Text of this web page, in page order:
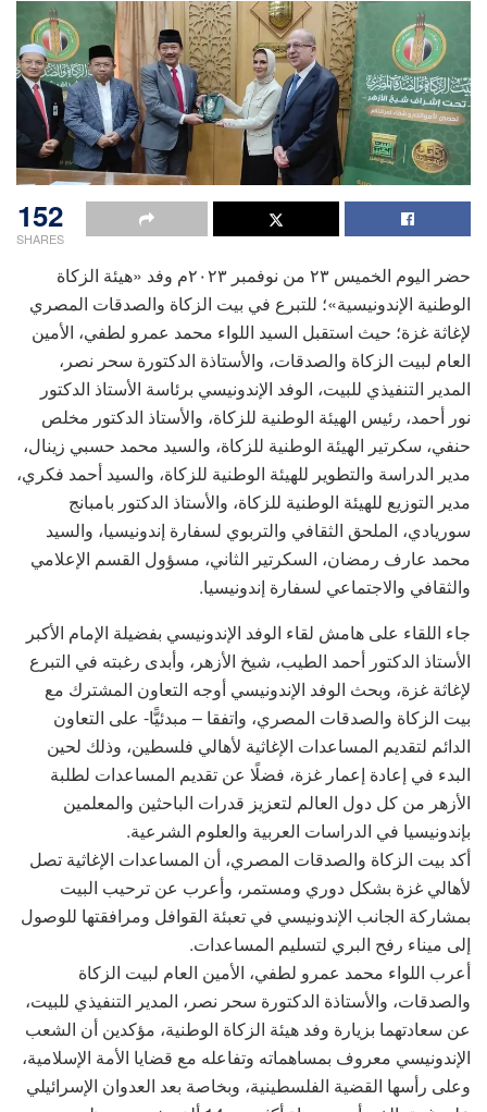
152
SHARES
حضر اليوم الخميس ٢٣ من نوفمبر ٢٠٢٣م وفد «هيئة الزكاة
الوطنية الإندونيسية»؛ للتبرع في بيت الزكاة والصدقات المصري
لإغاثة غزة؛ حيث استقبل السيد اللواء محمد عمرو لطفي، الأمين
العام لبيت الزكاة والصدقات، والأستاذة الدكتورة سحر نصر،
المدير التنفيذي للبيت، الوفد الإندونيسي برئاسة الأستاذ الدكتور
نور أحمد، رئيس الهيئة الوطنية للزكاة، والأستاذ الدكتور مخلص
حنفي، سكرتير الهيئة الوطنية للزكاة، والسيد محمد حسبي زينال،
مدير الدراسة والتطوير للهيئة الوطنية للزكاة، والسيد أحمد فكري،
مدير التوزيع للهيئة الوطنية للزكاة، والأستاذ الدكتور بامبانج
سوريادي، الملحق الثقافي والتربوي لسفارة إندونيسيا، والسيد
محمد عارف رمضان، السكرتير الثاني، مسؤول القسم الإعلامي
والثقافي والاجتماعي لسفارة إندونيسيا.
جاء اللقاء على هامش لقاء الوفد الإندونيسي بفضيلة الإمام الأكبر
الأستاذ الدكتور أحمد الطيب، شيخ الأزهر، وأبدى رغبته في التبرع
لإغاثة غزة، وبحث الوفد الإندونيسي أوجه التعاون المشترك مع
بيت الزكاة والصدقات المصري، واتفقا – مبدئيًّا- على التعاون
الدائم لتقديم المساعدات الإغاثية لأهالي فلسطين، وذلك لحين
البدء في إعادة إعمار غزة، فضلًا عن تقديم المساعدات لطلبة
الأزهر من كل دول العالم لتعزيز قدرات الباحثين والمعلمين
بإندونيسيا في الدراسات العربية والعلوم الشرعية.
أكد بيت الزكاة والصدقات المصري، أن المساعدات الإغاثية تصل
لأهالي غزة بشكل دوري ومستمر، وأعرب عن ترحيب البيت
بمشاركة الجانب الإندونيسي في تعبئة القوافل ومرافقتها للوصول
إلى ميناء رفح البري لتسليم المساعدات.
أعرب اللواء محمد عمرو لطفي، الأمين العام لبيت الزكاة
والصدقات، والأستاذة الدكتورة سحر نصر، المدير التنفيذي للبيت،
عن سعادتهما بزيارة وفد هيئة الزكاة الوطنية، مؤكدين أن الشعب
الإندونيسي معروف بمساهماته وتفاعله مع قضايا الأمة الإسلامية،
وعلى رأسها القضية الفلسطينية، وبخاصة بعد العدوان الإسرائيلي